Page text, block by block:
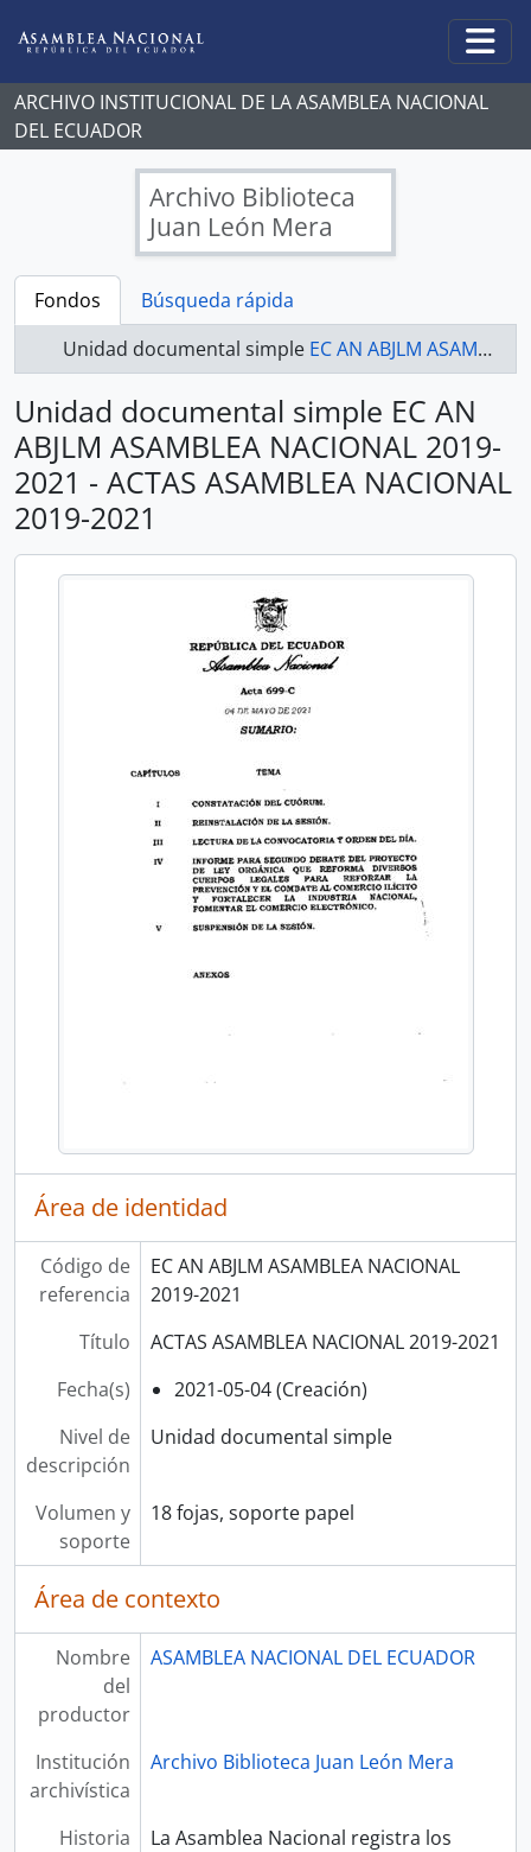
ARCHIVO INSTITUCIONAL DE LA ASAMBLEA NACIONAL
DEL ECUADOR
Archivo Biblioteca
Juan León Mera
Fondos
Búsqueda rápida
Unidad documental simple EC AN ABJLM ASAMBLEA NACIONAL 2019-2021 - ACTAS ASAMBLEA NACIONAL 2019-2021
Unidad documental simple EC AN
ABJLM ASAMBLEA NACIONAL 2019-
2021 - ACTAS ASAMBLEA NACIONAL
2019-2021
Área de identidad
Código de
referencia
EC AN ABJLM ASAMBLEA NACIONAL
2019-2021
Título
ACTAS ASAMBLEA NACIONAL 2019-2021
Fecha(s)
2021-05-04 (Creación)
Nivel de
descripción
Unidad documental simple
Volumen y
soporte
18 fojas, soporte papel
Área de contexto
Nombre
del
productor
ASAMBLEA NACIONAL DEL ECUADOR
Institución
archivística
Archivo Biblioteca Juan León Mera
Historia
La Asamblea Nacional registra los